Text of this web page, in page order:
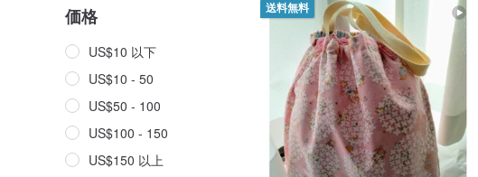
価格
US$10 以下
US$10 - 50
US$50 - 100
US$100 - 150
US$150 以上
送料無料